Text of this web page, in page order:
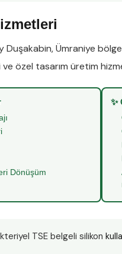
Duşakabin,Ümraniye
ve özel tasarım üretim
Dönüşüm
✨
TSE belgeli silikon